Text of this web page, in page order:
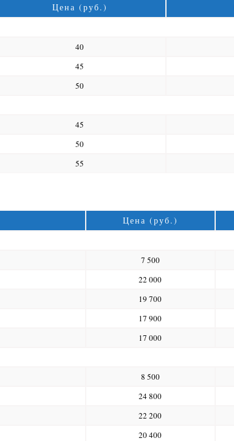
Цена (руб.)
40
45
50
45
50
55
Цена (руб.)
7 500
22 000
19 700
17 900
17 000
8 500
24 800
22 200
20 400